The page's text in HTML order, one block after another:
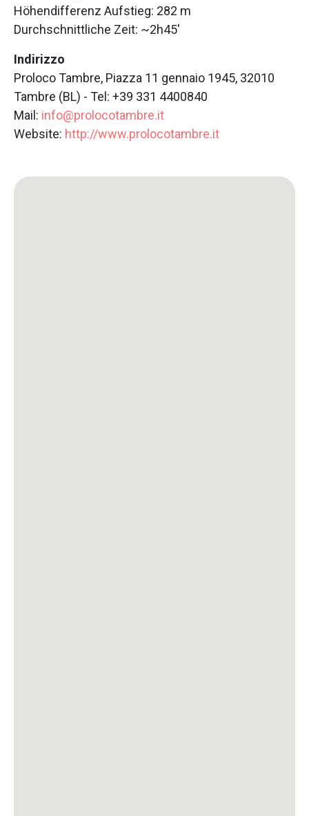
Höhendifferenz Aufstieg: 282 m
Durchschnittliche Zeit: ~2h45′
Indirizzo
Proloco Tambre, Piazza 11 gennaio 1945, 32010
Tambre (BL) - Tel: +39 331 4400840
Mail: info@prolocotambre.it
Website: http://www.prolocotambre.it